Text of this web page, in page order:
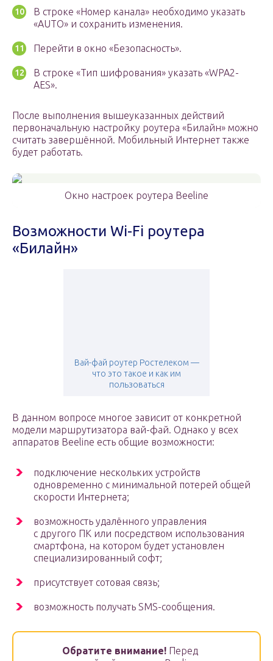
В строке «Номер канала» необходимо указать
«AUTO» и сохранить изменения.
Перейти в окно «Безопасность».
В строке «Тип шифрования» указать «WPA2-
AES».
После выполнения вышеуказанных действий
первоначальную настройку роутера «Билайн» можно
считать завершённой. Мобильный Интернет также
будет работать.
Окно настроек роутера Beeline
Возможности Wi-Fi роутера
«Билайн»
Вай-фай роутер Ростелеком —
что это такое и как им
пользоваться
В данном вопросе многое зависит от конкретной
модели маршрутизатора вай-фай. Однако у всех
аппаратов Beeline есть общие возможности:
подключение нескольких устройств
одновременно с минимальной потерей общей
скорости Интернета;
возможность удалённого управления
с другого ПК или посредством использования
смартфона, на котором будет установлен
специализированный софт;
присутствует сотовая связь;
возможность получать SMS-сообщения.
Обратите внимание! Перед